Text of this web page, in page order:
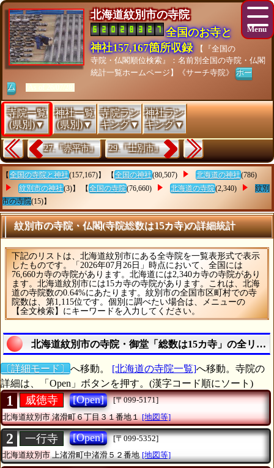
北海道紋別市の寺院
全国のお寺と
神社157,167箇所収録
【『全国の
寺院・仏閣順位検索』：名前別全国の寺院・仏閣
統計一覧ホームページ】《サーチ寺院》ホー
ム
[As of 26/07/28]
寺院一覧
(県別)▼
神社一覧
(県別)▼
寺院ラン
キング▼
神社ラン
キング▼
27.『赤平市』 29.『士別市』
【 全国の寺院と神社(157,167)】 【 全国の神社(80,507) 北海道の神社(786)
紋別市の神社(3)】 【 全国の寺院(76,660) 北海道の寺院(2,340)
紋別
市の寺院(15)】
紋別市の寺院・仏閣(寺院総数は15カ寺)の詳細統計
下記のリストは、北海道紋別市にある全寺院を一覧表形式で表示
したものです。「2026年07月26日」時点において、全国には
76,660カ寺の寺院があります。北海道には2,340カ寺の寺院があり
ます。北海道紋別市には15カ寺の寺院があります。これは、北海
道の寺院数の0.64%にあたります。紋別市の全国市区町村での寺
院数は、第1,115位です。個別に調べたい場合は、メニューの
【全文検索】にキーワードを入力してください。
北海道紋別市の寺院・御堂「総数は15カ寺」の全リス
〔詳細モード〕 へ移動。 [北海道の寺院一覧]へ移動。寺院の
詳細は、「Open」ボタンを押す。(漢字コード順にソート)
1 威徳寺 [Open]
[〒099-5171]
北海道紋別市渚滑町６丁目３１番地１ [地図等]
2 一行寺 [Open]
[〒099-5352]
北海道紋別市上渚滑町中渚滑５２番地 [地図等]